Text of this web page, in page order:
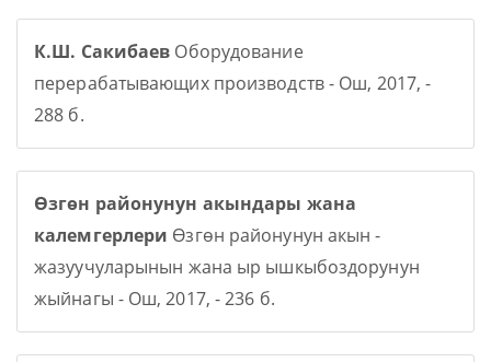
К.Ш. Сакибаев Оборудование
перерабатывающих производств - Ош, 2017, -
288 б.
Өзгөн районунун акындары жана
калемгерлери Өзгөн районунун акын -
жазуучуларынын жана ыр ышкыбоздорунун
жыйнагы - Ош, 2017, - 236 б.